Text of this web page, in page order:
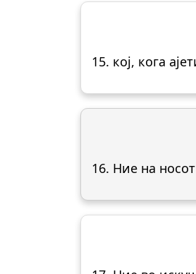
15. кој, кога
16. Ние на